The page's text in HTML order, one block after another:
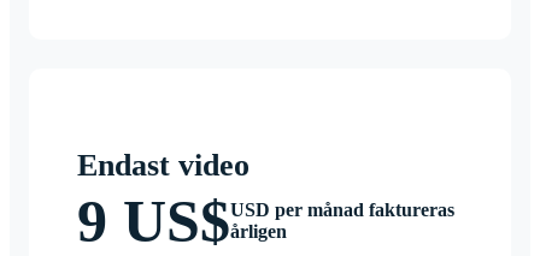
Endast video
9 US$USD per månad faktureras
årligen